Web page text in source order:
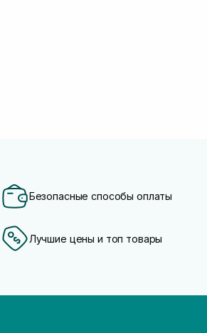
Безопасные способы оплаты
Лучшие цены и топ товары